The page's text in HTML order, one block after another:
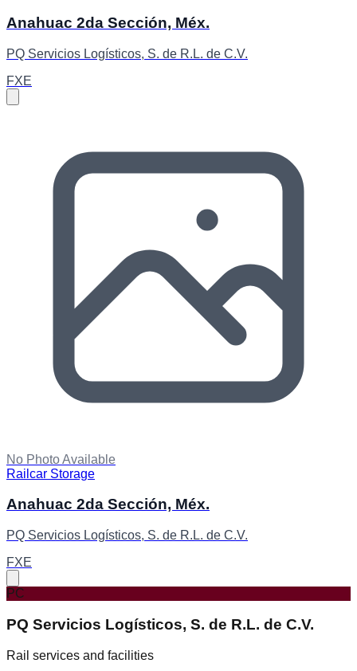
Anahuac 2da Sección, Méx.
PQ Servicios Logísticos, S. de R.L. de C.V.
FXE
No Photo Available
Railcar Storage
Anahuac 2da Sección, Méx.
PQ Servicios Logísticos, S. de R.L. de C.V.
FXE
PC
PQ Servicios Logísticos, S. de R.L. de C.V.
Rail services and facilities